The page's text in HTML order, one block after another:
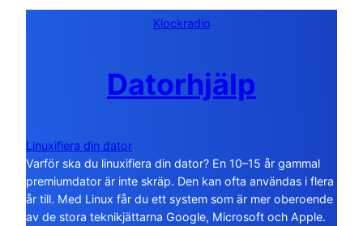
Klockradio
Datorhjälp
Linuxifiera din dator
Varför ska du linuxifiera din dator? En 10–15 år gammal
premiumdator är inte skräp. Den kan ofta användas i flera
år till. Med Linux får du ett system som är mer oberoende
av de stora teknikjättarna Google, Microsoft och Apple.